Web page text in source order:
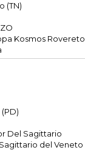
(TN)
Kosmos Rovereto
Del Sagittario
del Veneto